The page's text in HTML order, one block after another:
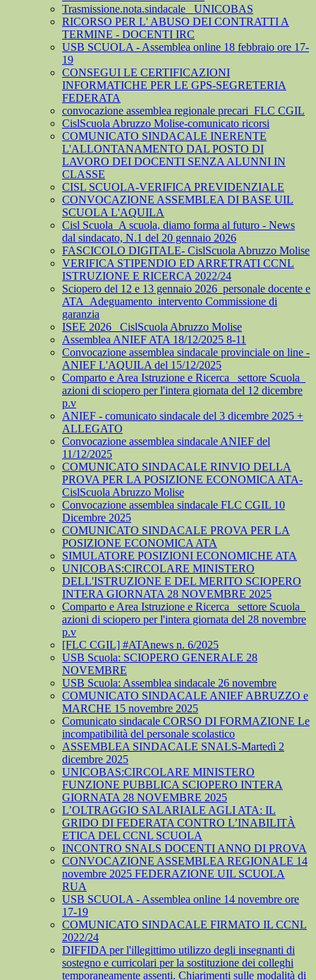
Trasmissione.nota.sindacale _UNICOBAS
RICORSO PER L' ABUSO DEI CONTRATTI A
TERMINE - DOCENTI IRC
USB SCUOLA - Assemblea online 18 febbraio ore 17-
19
CONSEGUI LE CERTIFICAZIONI
INFORMATICHE PER LE GPS-SEGRETERIA
FEDERATA
convocazione assemblea regionale precari_FLC CGIL
CislScuola Abruzzo Molise-comunicato ricorsi
COMUNICATO SINDACALE INERENTE
L'ALLONTANAMENTO DAL POSTO DI
LAVORO DEI DOCENTI SENZA ALUNNI IN
CLASSE
CISL SCUOLA-VERIFICA PREVIDENZIALE
CONVOCAZIONE ASSEMBLEA DI BASE UIL
SCUOLA L'AQUILA
Cisl Scuola_A scuola, diamo forma al futuro - News
dal sindacato, N.1 del 20 gennaio 2026
FASCICOLO DIGITALE- CislScuola Abruzzo Molise
VERIFICA STIPENDIO ED ARRETRATI CCNL
ISTRUZIONE E RICERCA 2022/24
Sciopero del 12 e 13 gennaio 2026_personale docente e
ATA_Adeguamento_intervento Commissione di
garanzia
ISEE 2026_ CislScuola Abruzzo Molise
Assemblea ANIEF ATA 18/12/2025 8-11
Convocazione assemblea sindacale provinciale on line -
ANIEF L'AQUILA del 15/12/2025
Comparto e Area Istruzione e Ricerca_ settore Scuola_
azioni di sciopero per l'intera giornata del 12 dicembre
p.v
ANIEF - comunicato sindacale del 3 dicembre 2025 +
ALLEGATO
Convocazione assemblea sindacale ANIEF del
11/12/2025
COMUNICATO SINDACALE RINVIO DELLA
PROVA PER LA POSIZIONE ECONOMICA ATA-
CislScuola Abruzzo Molise
Convocazione assemblea sindacale FLC CGIL 10
Dicembre 2025
COMUNICATO SINDACALE PROVA PER LA
POSIZIONE ECONOMICA ATA
SIMULATORE POSIZIONI ECONOMICHE ATA
UNICOBAS:CIRCOLARE MINISTERO
DELL'ISTRUZIONE E DEL MERITO SCIOPERO
INTERA GIORNATA 28 NOVEMBRE 2025
Comparto e Area Istruzione e Ricerca_ settore Scuola_
azioni di sciopero per l'intera giornata del 28 novembre
p.v
[FLC CGIL] #ATAnews n. 6/2025
USB Scuola: SCIOPERO GENERALE 28
NOVEMBRE
USB Scuola: Assemblea sindacale 26 novembre
COMUNICATO SINDACALE ANIEF ABRUZZO e
MARCHE 15 novembre 2025
Comunicato sindacale CORSO DI FORMAZIONE Le
incompatibilità del personale scolastico
ASSEMBLEA SINDACALE SNALS-Martedì 2
dicembre 2025
UNICOBAS:CIRCOLARE MINISTERO
FUNZIONE PUBBLICA SCIOPERO INTERA
GIORNATA 28 NOVEMBRE 2025
L’OLTRAGGIO SALARIALE AGLI ATA: IL
GRIDO DI FEDERATA CONTRO L’INABILITÀ
ETICA DEL CCNL SCUOLA
INCONTRO SNALS DOCENTI ANNO DI PROVA
CONVOCAZIONE ASSEMBLEA REGIONALE 14
novembre 2025 FEDERAZIONE UIL SCUOLA
RUA
USB SCUOLA - Assemblea online 14 novembre ore
17-19
COMUNICATO SINDACALE FIRMATO IL CCNL
2022/24
DIFFIDA per l'illegittimo utilizzo degli insegnanti di
sostegno e curricolari per la sostituzione dei colleghi
temporaneamente assenti. Chiarimenti sulle modalità di